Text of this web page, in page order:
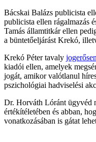
Bácskai Balázs publicista
publicista ellen rágalmazás
Tamás államtitkár ellen
a büntetőeljárást Krekó,
Krekó Péter tavaly
kiadói ellen, amelyek
jogát, amikor valótlanul
pszichológiai hadviselési
Dr. Horváth Lóránt ügyvéd
értékítéletében és abban,
vonatkozásában is gátat